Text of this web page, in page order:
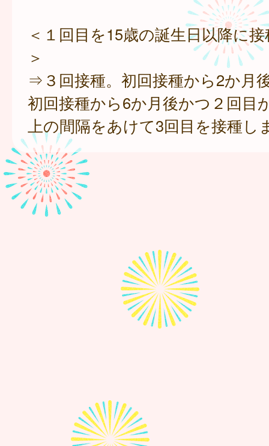
＜１回目を15歳の誕生日以降に
＞
⇒３回接種。初回接種から2か月
初回接種から6か月後かつ２回目
上の間隔をあけて3回目を接種し